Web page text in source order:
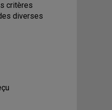
critères
diverses